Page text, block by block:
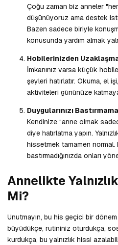
Çoğu zaman biz anneler
düşünüyoruz ama destek
Bazen sadece biriyle
konusunda yardım almak
Hobilerinizden
İmkanınız varsa küçük
şeyleri hatırlatır. Okuma, el
aktiviteleri gününüze katmaya
Duygularınızı
Kendinize “anne olmak
diye hatırlatma yapın.
hissetmek tamamen normal.
bastırmadığınızda onları
Annelikte
Mi?
Unutmayın, bu his geçici bir
büyüdükçe, rutininiz oturdukça,
kurdukça, bu yalnızlık hissi